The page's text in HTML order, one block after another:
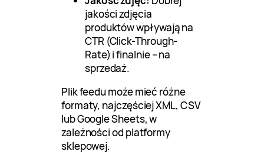
jakości zdjęcia
produktów wpływają na
CTR (Click-Through-
Rate) i finalnie – na
sprzedaż.
Plik feedu może mieć różne
formaty, najczęściej XML, CSV
lub Google Sheets, w
zależności od platformy
sklepowej.